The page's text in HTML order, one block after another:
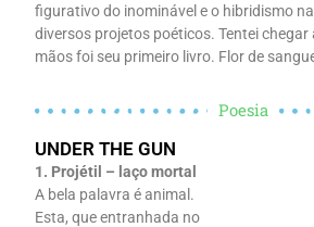
figurativo do inominável e o hibridismo
diversos projetos poéticos. Tentei chegar
mãos foi seu primeiro livro. Flor de
Poesia
UNDER THE GUN
1. Projétil – laço mortal
A bela palavra é animal.
Esta, que entranhada no